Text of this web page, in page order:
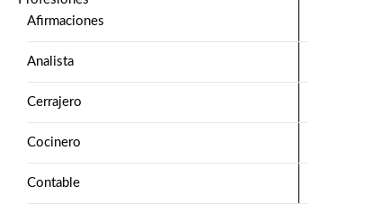
Afirmaciones
Analista
Cerrajero
Cocinero
Contable